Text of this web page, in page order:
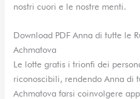
nostri cuori e le nostre menti.
Download PDF Anna di tutte le
Achmatova
Le lotte gratis i trionfi dei
riconoscibili, rendendo Anna di
Achmatova farsi coinvolgere